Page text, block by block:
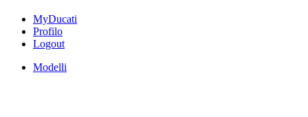
MyDucati
Profilo
Logout
Modelli